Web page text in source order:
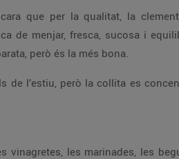
que per la qualitat, la
de menjar, fresca, sucosa i
però és la més bona.
l’estiu, però la collita es
vinagretes, les marinades, les